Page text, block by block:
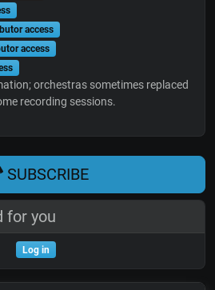
access
access
orchestras sometimes replaced
recording sessions.
SUBSCRIBE
for you
Log in